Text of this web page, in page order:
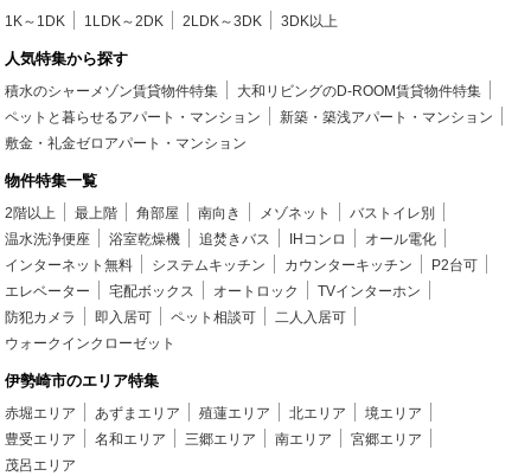
1K～1DK 1LDK～2DK 2LDK～3DK 3DK以上
人気特集から探す
積水のシャーメゾン賃貸物件特集
大和リビングのD-ROOM賃貸物件特集
ペットと暮らせるアパート・マンション
新築・築浅アパート・マンション
敷金・礼金ゼロアパート・マンション
物件特集一覧
2階以上 最上階 角部屋 南向き メゾネット
バストイレ別
温水洗浄便座
浴室乾燥機 追焚きバス IHコンロ
オール電化
インターネット無料
システムキッチン カウンターキッチン
P2台可
エレベーター
宅配ボックス オートロック
TVインターホン
防犯カメラ
即入居可 ペット相談可
二人入居可
ウォークインクローゼット
伊勢崎市のエリア特集
赤堀エリア あずまエリア 殖蓮エリア 北エリア
境エリア
豊受エリア
名和エリア 三郷エリア 南エリア
宮郷エリア
茂呂エリア